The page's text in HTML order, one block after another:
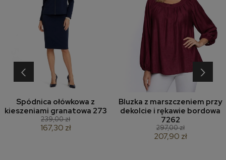
Spódnica ołówkowa z
kieszeniami granatowa 273
239,00 zł
167,30 zł
Bluzka z marszczeniem przy
dekolcie i rękawie bordowa
7262
297,00 zł
207,90 zł
‹ ›